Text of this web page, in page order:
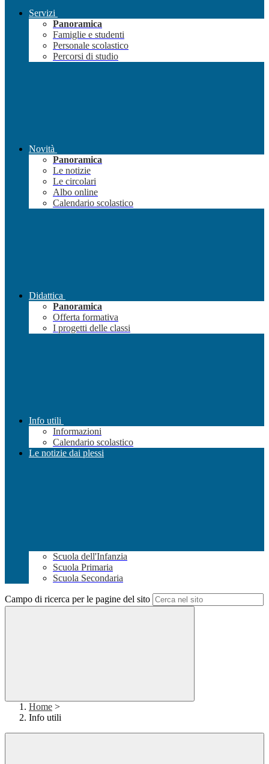
Servizi
Panoramica
Famiglie e studenti
Personale scolastico
Percorsi di studio
Novità
Panoramica
Le notizie
Le circolari
Albo online
Calendario scolastico
Didattica
Panoramica
Offerta formativa
I progetti delle classi
Info utili
Informazioni
Calendario scolastico
Le notizie dai plessi
Scuola dell'Infanzia
Scuola Primaria
Scuola Secondaria
Campo di ricerca per le pagine del sito
Home >
Info utili